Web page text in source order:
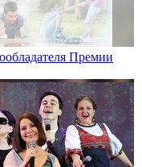
Премии